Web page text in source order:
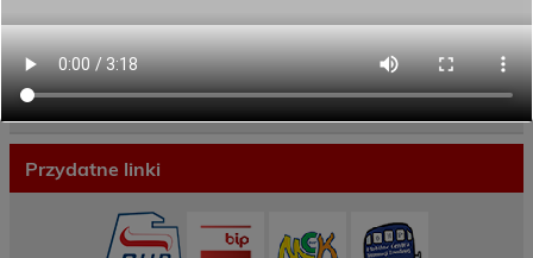
Aktywni górą!
Projekty UE
ECAM
Przydatne linki